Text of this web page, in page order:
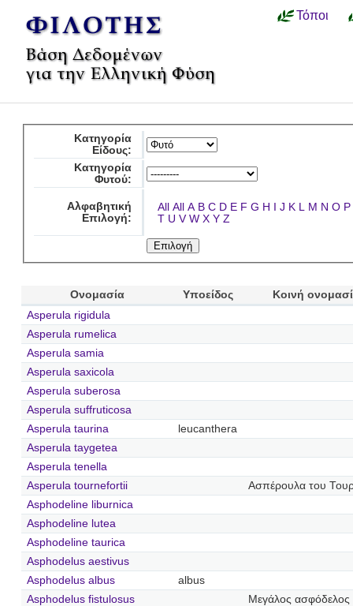
Τόποι
Κατηγορία
Είδους:
Κατηγορία
Φυτού:
Αλφαβητική
Επιλογή:
All All A B C D E F G H I J K L M N O P
T U V W X Y Z
Ονομασία Υποείδος
Κοινή
Asperula rigidula
Asperula rumelica
Asperula samia
Asperula saxicola
Asperula suberosa
Asperula suffruticosa
Asperula taurina
leucanthera
Asperula taygetea
Asperula tenella
Asperula tournefortii
Ασπέρουλα του
Asphodeline liburnica
Asphodeline lutea
Asphodeline taurica
Asphodelus aestivus
Asphodelus albus
albus
Asphodelus fistulosus
Μεγάλος ασφόδελος